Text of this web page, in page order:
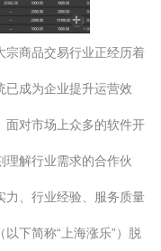
宗商品交易行业正经历着
已成为企业提升运营效
面对市场上众多的软件开
理解行业需求的合作伙
力、行业经验、服务质量
下简称“上海涨乐”）脱